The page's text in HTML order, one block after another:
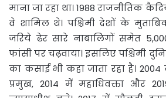
माना जा रहा था। 1988 राजनीतिक
वे शामिल थे। पश्चिमी देशों के
जरिये ढेर सारे नाबालिगों समेत
फांसी पर चढ़वाया। इसलिए पश्चिमी
का कसाई भी कहा जाता रहा है।
प्रमुख, 2014 में महाधिवक्ता और